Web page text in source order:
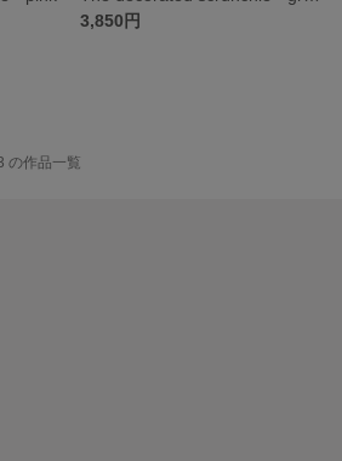
3,850円
の作品一覧